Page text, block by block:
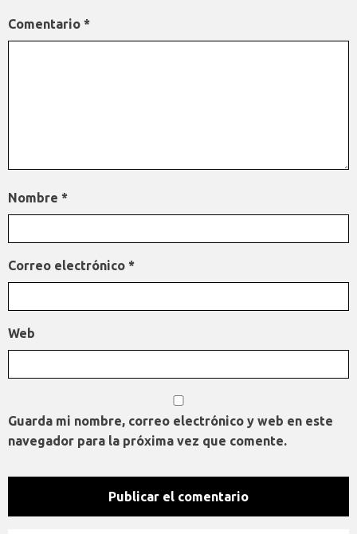
Comentario *
Nombre *
Correo electrónico *
Web
Guarda mi nombre, correo electrónico y web en este
navegador para la próxima vez que comente.